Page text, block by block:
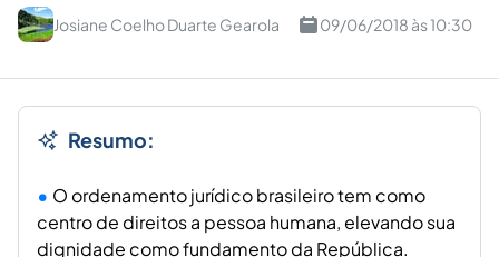
Josiane Coelho Duarte Gearola 09/06/2018 às 10:30
Resumo:
O ordenamento jurídico brasileiro tem como
centro de direitos a pessoa humana, elevando sua
dignidade como fundamento da República.